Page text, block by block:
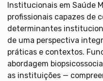
Institucionais em Saúde
profissionais capazes de
determinantes
de uma perspectiva
práticas e contextos.
abordagem
as instituições —